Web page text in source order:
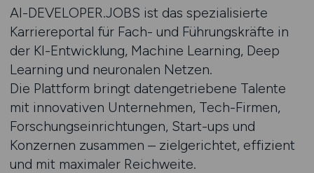
AI-DEVELOPER.JOBS ist das spezialisierte
Karriereportal für Fach- und Führungskräfte in
der KI-Entwicklung, Machine Learning, Deep
Learning und neuronalen Netzen.
Die Plattform bringt datengetriebene Talente
mit innovativen Unternehmen, Tech-Firmen,
Forschungseinrichtungen, Start-ups und
Konzernen zusammen – zielgerichtet, effizient
und mit maximaler Reichweite.